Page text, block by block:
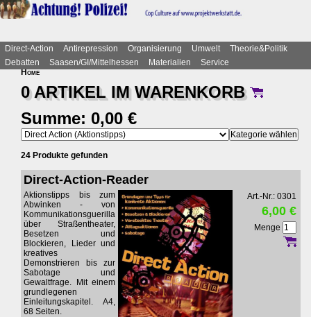
Direct-Action Antirepression Organisierung Umwelt
Theorie&Politik
Debatten
Saasen/GI/Mittelhessen Materialien
Service
Home
0 ARTIKEL IMWARENKORB
Summe: 0,00 €
24 Produkte gefunden
Direct-Action-Reader
Aktionstipps bis zum
Abwinken - von
Kommunikationsguerilla
über Straßentheater,
Besetzen und
Blockieren, Lieder und
kreatives
Demonstrieren bis zur
Sabotage und
Gewaltfrage. Mit einem
grundlegenen
Einleitungskapitel. A4,
68 Seiten.
Art.-Nr.: 0301
6,00 €
Menge